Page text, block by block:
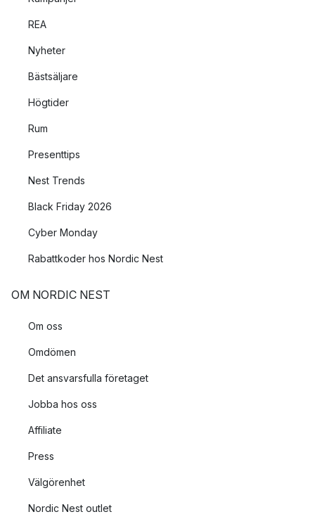
REA
Nyheter
Bästsäljare
Högtider
Rum
Presenttips
Nest Trends
Black Friday 2026
Cyber Monday
Rabattkoder hos Nordic Nest
OM NORDIC NEST
Om oss
Omdömen
Det ansvarsfulla företaget
Jobba hos oss
Affiliate
Press
Välgörenhet
Nordic Nest outlet